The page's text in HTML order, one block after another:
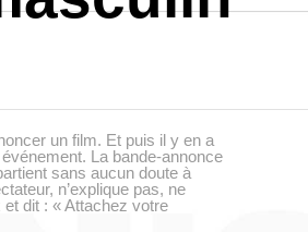
un film. Et puis il y en a
La bande-annonce
sans aucun doute à
n’explique pas, ne
dit : « Attachez votre